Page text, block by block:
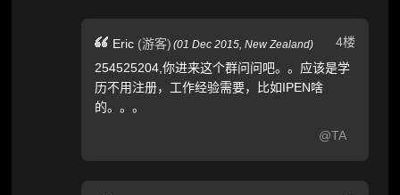
4楼
Eric (游客) (01 Dec 2015,New Zealand)
254525204,你进来这个群问问吧。。应该是学
历不用注册，工作经验需要，比如IPEN啥
的。。。
@TA